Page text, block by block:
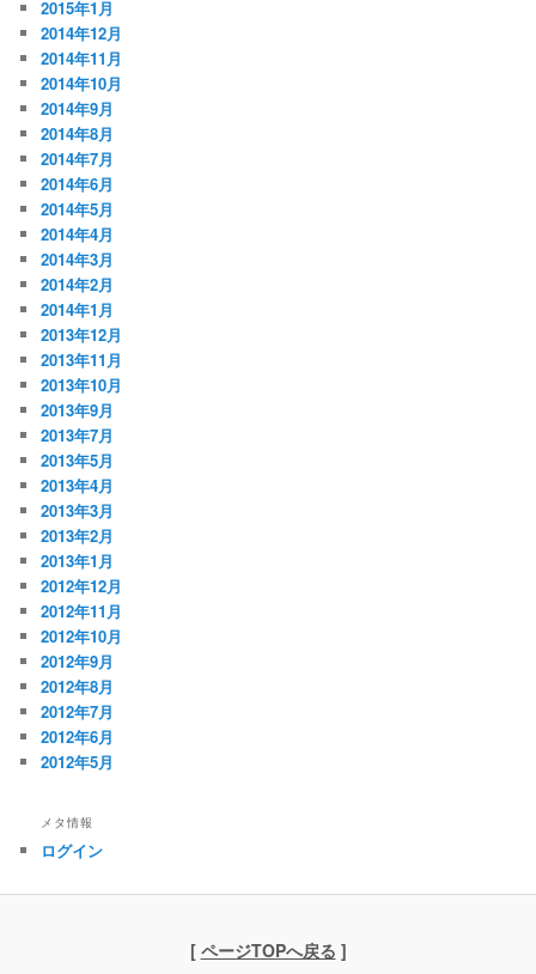
2015年1月
2014年12月
2014年11月
2014年10月
2014年9月
2014年8月
2014年7月
2014年6月
2014年5月
2014年4月
2014年3月
2014年2月
2014年1月
2013年12月
2013年11月
2013年10月
2013年9月
2013年7月
2013年5月
2013年4月
2013年3月
2013年2月
2013年1月
2012年12月
2012年11月
2012年10月
2012年9月
2012年8月
2012年7月
2012年6月
2012年5月
メタ情報
ログイン
[ ページTOPへ戻る ]